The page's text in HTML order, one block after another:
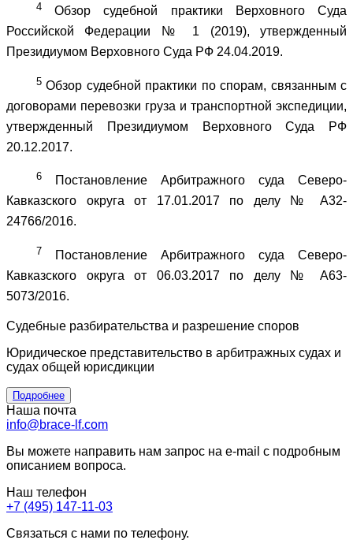
4Обзор судебной практики Верховного Суда
Российской Федерации № 1 (2019), утвержденный
Президиумом Верховного Суда РФ 24.04.2019.
5Обзор судебной практики по спорам, связанным с
договорами перевозки груза и транспортной экспедиции,
утвержденный Президиумом Верховного Суда РФ
20.12.2017.
6Постановление Арбитражного суда Северо-
Кавказского округа от 17.01.2017 по делу № А32-
24766/2016.
7 Постановление Арбитражного суда Северо-
Кавказского округа от 06.03.2017 по делу № А63-
5073/2016.
Судебные разбирательства и разрешение споров
Юридическое представительство в арбитражных судах и
судах общей юрисдикции
Подробнее
Наша почта
info@brace-lf.com
Вы можете направить нам запрос на e-mail с подробным
описанием вопроса.
Наш телефон
+7 (495) 147-11-03
Связаться с нами по телефону.